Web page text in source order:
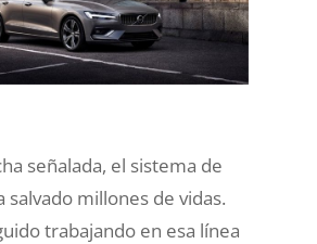
señalada, el sistema de
salvado millones de vidas.
trabajando en esa línea